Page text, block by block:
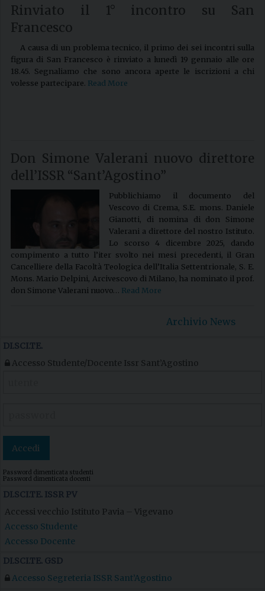
Rinviato il 1° incontro su San
Francesco
A causa di un problema tecnico, il primo dei sei incontri sulla
figura di San Francesco è rinviato a lunedì 19 gennaio alle ore
18.45. Segnaliamo che sono ancora aperte le iscrizioni a chi
volesse partecipare. Read More
Don Simone Valerani nuovo direttore
dell’ISSR “Sant’Agostino”
Pubblichiamo il documento del
Vescovo di Crema, S.E. mons. Daniele
Gianotti, di nomina di don Simone
Valerani a direttore del nostro Istituto.
Lo scorso 4 dicembre 2025, dando
compimento a tutto l’iter svolto nei mesi precedenti, il Gran
Cancelliere della Facoltà Teologica dell’Italia Settentrionale, S. E.
Mons. Mario Delpini, Arcivescovo di Milano, ha nominato il prof.
don Simone Valerani nuovo… Read More
Archivio News
DI.SCI.TE.
Accesso Studente/Docente Issr Sant’Agostino
Password dimenticata studenti
Password dimenticata docenti
DI.SCI.TE. ISSR PV
Accessi vecchio Istituto Pavia – Vigevano
Accesso Studente
Accesso Docente
DI.SCI.TE. GSD
Accesso Segreteria ISSR Sant’Agostino